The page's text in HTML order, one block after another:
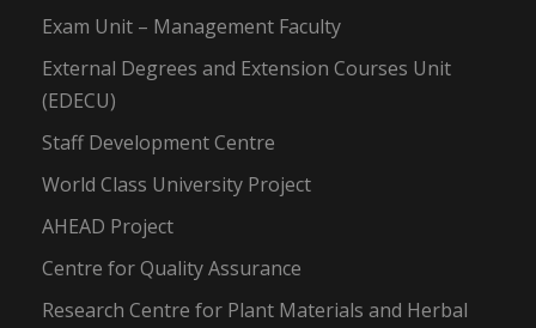
Exam Unit – Management Faculty
External Degrees and Extension Courses Unit
(EDECU)
Staff Development Centre
World Class University Project
AHEAD Project
Centre for Quality Assurance
Research Centre for Plant Materials and Herbal